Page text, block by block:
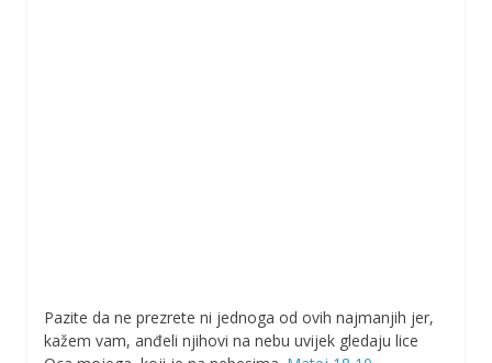
Pazite da ne prezrete ni jednoga od ovih najmanjih jer,
kažem vam, anđeli njihovi na nebu uvijek gledaju lice